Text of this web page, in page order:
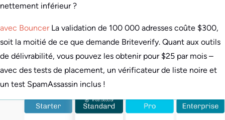
nettement inférieur ?
avec Bouncer La validation de 100 000 adresses coûte $300,
soit la moitié de ce que demande Briteverify. Quant aux outils
de délivrabilité, vous pouvez les obtenir pour $25 par mois –
avec des tests de placement, un vérificateur de liste noire et
un test SpamAssassin inclus !